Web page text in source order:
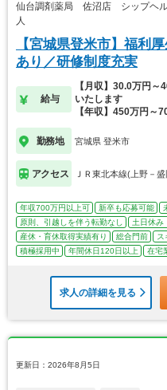
仙台調剤薬局 佐沼店 シップヘル
人
【宮城県登米市】福利
あり／研修制度充実
給与
【月収】30.0万円
いたします
【年収】450万円～
勤務地 宮城県 登米市
アクセス ＪＲ東北本線(上野－
年収700万円以上可 新卒も応募可能
原則、引越しを伴う転勤なし
土日休み
産休・育休取得実績有り
総合門前 ス
積極採用中
年間休日120日以上 在宅
求人の詳細を見る
更新日：2026年8月5日